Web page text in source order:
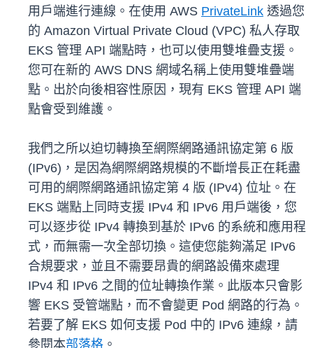
用戶端進行連線。在使用 AWS PrivateLink 透過您
的 Amazon Virtual Private Cloud (VPC) 私人存取
EKS 管理 API 端點時，也可以使用雙堆疊支援。
您可在新的 AWS DNS 網域名稱上使用雙堆疊端
點。出於向後相容性原因，現有 EKS 管理 API 端
點會受到維護。
我們之所以迫切轉換至網際網路通訊協定第 6 版
(IPv6)，是因為網際網路規模的不斷增長正在耗盡
可用的網際網路通訊協定第 4 版 (IPv4) 位址。在
EKS 端點上同時支援 IPv4 和 IPv6 用戶端後，您
可以逐步從 IPv4 轉換到基於 IPv6 的系統和應用程
式，而無需一次全部切換。這使您能夠滿足 IPv6
合規要求，並且不需要昂貴的網路設備來處理
IPv4 和 IPv6 之間的位址轉換作業。此版本只會影
響 EKS 受管端點，而不會變更 Pod 網路的行為。
若要了解 EKS 如何支援 Pod 中的 IPv6 連線，請
參閱本部落格 。